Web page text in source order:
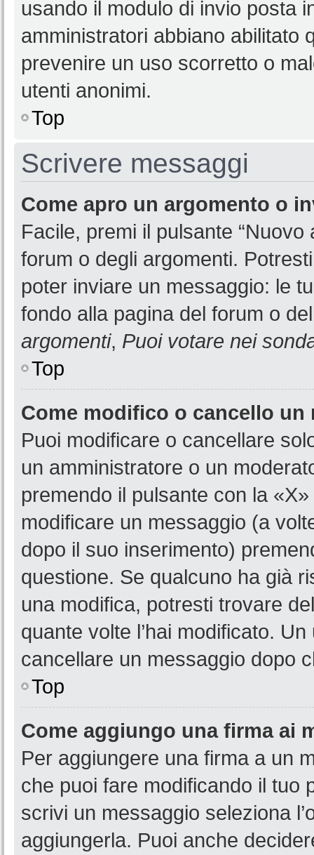
usando il modulo di invio posta
amministratori abbiano abilitato
prevenire un uso scorretto o
utenti anonimi.
Top
Scrivere messaggi
Come apro un argomento o
Facile, premi il pulsante
forum o degli argomenti.
poter inviare un messaggio: le
fondo alla pagina del forum o
argomenti, Puoi votare nei
Top
Come modifico o cancello un
Puoi modificare o cancellare
un amministratore o un
premendo il pulsante con la
modificare un messaggio (a
dopo il suo inserimento)
questione. Se qualcuno ha già
una modifica, potresti trovare
quante volte l’hai modificato.
cancellare un messaggio dopo
Top
Come aggiungo una firma ai
Per aggiungere una firma a un
che puoi fare modificando il tuo
scrivi un messaggio seleziona
aggiungerla. Puoi anche